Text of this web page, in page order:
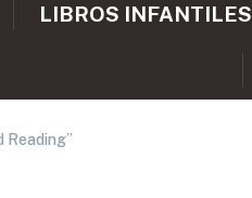
LIBROS INFANTILES
Reading”